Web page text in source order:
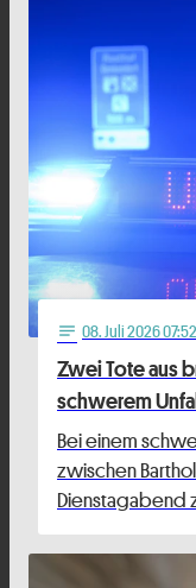
notes 08. Juli 2026 07:52
Zwei Tote aus
schwerem
Bei einem
zwischen
Dienstagabend